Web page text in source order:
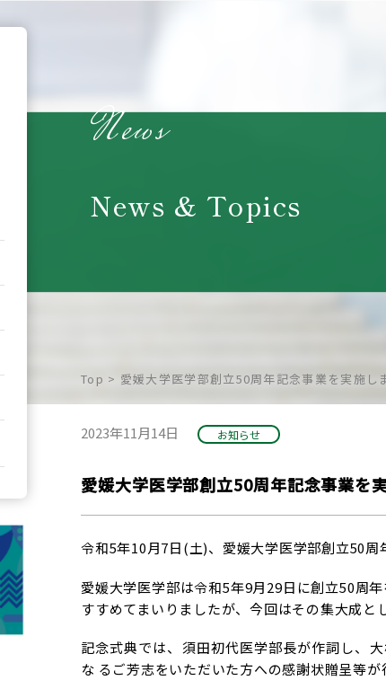
News
News & Topics
Top > 愛媛大学医学部創立50周年記念事業を実施し
2023年11月14日 お知らせ
愛媛大学医学部創立50周年記念事業を
令和5年10月7日(土)、愛媛大学医学部創立50周
愛媛大学医学部は令和5年9月29日に創立50周
すすめてまいりましたが、今回はその集大成と
記念式典では、須田初代医学部長が作詞し、
な るご芳志をいただいた方への感謝状贈呈等が